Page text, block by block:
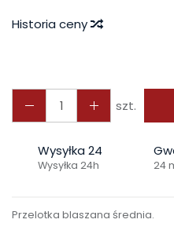
Historia ceny
szt.
Wysyłka 24
Wysyłka 24h 24
Przelotka blaszana średnia.